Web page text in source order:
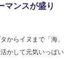
マンスが盛り
からイヌまで「海、
かして元気いっぱい